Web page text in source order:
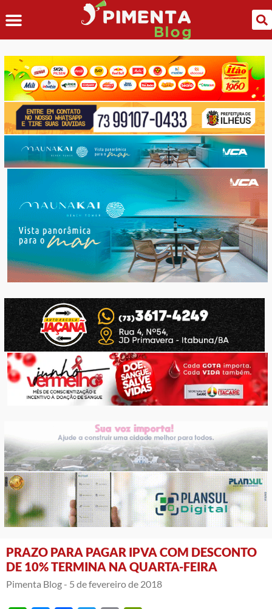
PRAZO PARA PAGAR IPVA COM DESCONTO
DE 10% TERMINA NA QUARTA-FEIRA
Pimenta Blog - 5 de fevereiro de 2018